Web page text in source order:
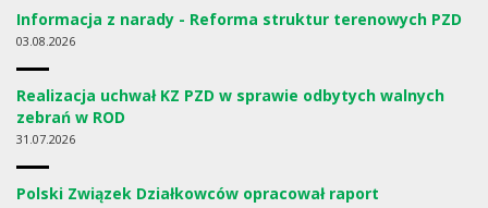
Informacja z narady - Reforma struktur terenowych PZD
03 08.2026
Realizacja uchwał KZ PZD w sprawie odbytych walnych
zebrań w ROD
31 07.2026
Polski Związek Działkowców opracował raport